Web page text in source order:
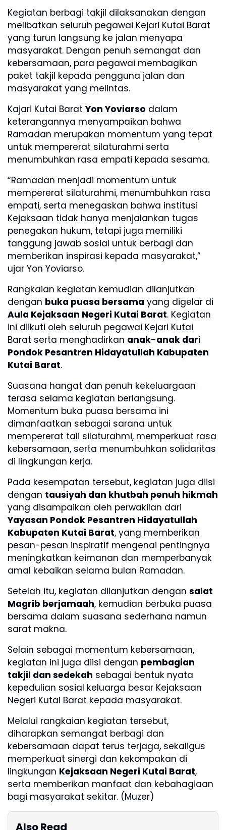
Kegiatan berbagi takjil dilaksanakan dengan
melibatkan seluruh pegawai Kejari Kutai Barat
yang turun langsung ke jalan menyapa
masyarakat. Dengan penuh semangat dan
kebersamaan, para pegawai membagikan
paket takjil kepada pengguna jalan dan
masyarakat yang melintas.
Kajari Kutai Barat Yon Yoviarso dalam
keterangannya menyampaikan bahwa
Ramadan merupakan momentum yang tepat
untuk mempererat silaturahmi serta
menumbuhkan rasa empati kepada sesama.
“Ramadan menjadi momentum untuk
mempererat silaturahmi, menumbuhkan rasa
empati, serta menegaskan bahwa institusi
Kejaksaan tidak hanya menjalankan tugas
penegakan hukum, tetapi juga memiliki
tanggung jawab sosial untuk berbagi dan
memberikan inspirasi kepada masyarakat,”
ujar Yon Yoviarso.
Rangkaian kegiatan kemudian dilanjutkan
dengan buka puasa bersama yang digelar di
Aula Kejaksaan Negeri Kutai Barat. Kegiatan
ini diikuti oleh seluruh pegawai Kejari Kutai
Barat serta menghadirkan anak-anak dari
Pondok Pesantren Hidayatullah Kabupaten
Kutai Barat.
Suasana hangat dan penuh kekeluargaan
terasa selama kegiatan berlangsung.
Momentum buka puasa bersama ini
dimanfaatkan sebagai sarana untuk
mempererat tali silaturahmi, memperkuat rasa
kebersamaan, serta menumbuhkan solidaritas
di lingkungan kerja.
Pada kesempatan tersebut, kegiatan juga diisi
dengan tausiyah dan khutbah penuh hikmah
yang disampaikan oleh perwakilan dari
Yayasan Pondok Pesantren Hidayatullah
Kabupaten Kutai Barat, yang memberikan
pesan-pesan inspiratif mengenai pentingnya
meningkatkan keimanan dan memperbanyak
amal kebaikan selama bulan Ramadan.
Setelah itu, kegiatan dilanjutkan dengan salat
Magrib berjamaah, kemudian berbuka puasa
bersama dalam suasana sederhana namun
sarat makna.
Selain sebagai momentum kebersamaan,
kegiatan ini juga diisi dengan pembagian
takjil dan sedekah sebagai bentuk nyata
kepedulian sosial keluarga besar Kejaksaan
Negeri Kutai Barat kepada masyarakat.
Melalui rangkaian kegiatan tersebut,
diharapkan semangat berbagi dan
kebersamaan dapat terus terjaga, sekaligus
memperkuat sinergi dan kekompakan di
lingkungan Kejaksaan Negeri Kutai Barat,
serta memberikan manfaat dan kebahagiaan
bagi masyarakat sekitar. (Muzer)
Also Read